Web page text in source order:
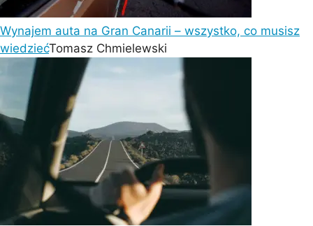
Wynajem auta na Gran Canarii – wszystko, co musisz
wiedziećTomasz Chmielewski